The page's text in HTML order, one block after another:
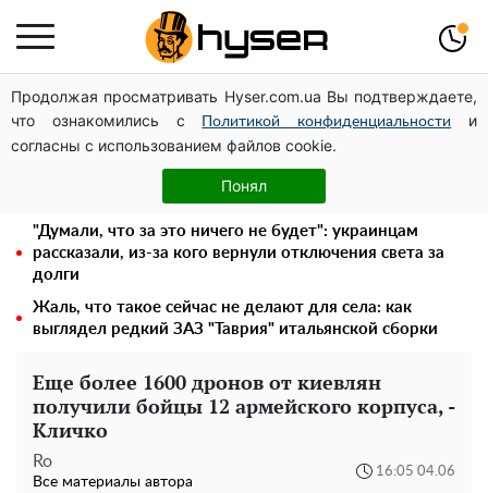
Продолжая просматривать Hyser.com.ua Вы подтверждаете,
что ознакомились с
Политикой конфиденциальности
и
согласны с использованием файлов cookie.
Понял
Месяц без света, лютый холод и коммунальные
платежи на тысячи гривен: народ "ломают" в
отключения
Елена Тополя слив видео – это далеко не все:
фронтмен "Антитела" Тарас Тополя стал следующим
"Думали, что за это ничего не будет": украинцам
рассказали, из-за кого вернули отключения света за
долги
Жаль, что такое сейчас не делают для села: как
выглядел редкий ЗАЗ "Таврия" итальянской сборки
Еще более 1600 дронов от киевлян
получили бойцы 12 армейского корпуса, -
Кличко
Ro
Все материалы автора
16:05 04.06